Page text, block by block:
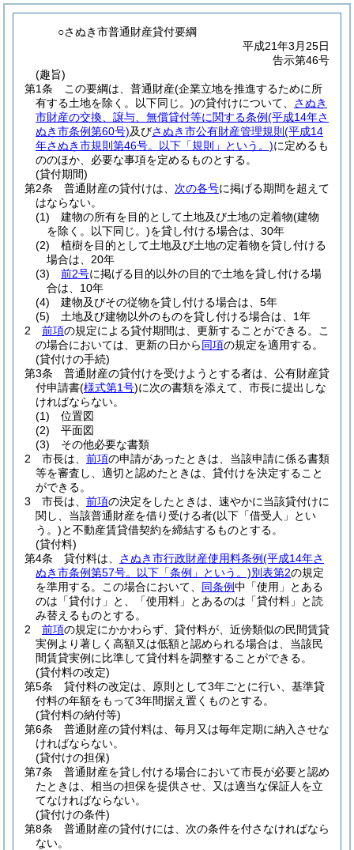
○さぬき市普通財産貸付要綱
平成21年3月25日
告示第46号
(趣旨)
第1条
この要綱は、普通財産(企業立地を推進するために所
有する土地を除く。以下同じ。)の貸付けについて、 さぬき
市財産の交換、譲与、無償貸付等に関する条例(平成14年さ
ぬき市条例第60号)及びさぬき市公有財産管理規則 (平成14
年さぬき市規則第46号。以下「規則」という。)に定めるも
ののほか、必要な事項を定めるものとする。
(貸付期間)
第2条
普通財産の貸付けは、 次の各号に掲げる期間を超えて
はならない。
(1)
建物の所有を目的として土地及び土地の定着物(建物
を除く。以下同じ。)を貸し付ける場合は、30年
(2)
植樹を目的として土地及び土地の定着物を貸し付ける
場合は、20年
(3)
前2号に掲げる目的以外の目的で土地を貸し付ける場
合は、10年
(4)
建物及びその従物を貸し付ける場合は、5年
(5)
土地及び建物以外のものを貸し付ける場合は、1年
2
前項の規定による貸付期間は、更新することができる。
こ
の場合においては、更新の日から同項の規定を適用する。
(貸付けの手続)
第3条
普通財産の貸付けを受けようとする者は、公有財産貸
付申請書(様式第1号)に次の書類を添えて、市長に提出しな
ければならない。
(1)
位置図
(2)
平面図
(3)
その他必要な書類
2
市長は、 前項の申請があったときは、当該申請に係る書類
等を審査し、適切と認めたときは、貸付けを決定すること
ができる。
3
市長は、 前項の決定をしたときは、速やかに当該貸付けに
関し、当該普通財産を借り受ける者(以下「借受人」とい
う。)と不動産賃貸借契約を締結するものとする。
(貸付料)
第4条
貸付料は、 さぬき市行政財産使用料条例(平成14年さ
ぬき市条例第57号。以下「条例」という。)別表第2の規定
を準用する。
この場合において、 同条例中「使用」とある
のは「貸付け」と、「使用料」とあるのは「貸付料」と読
み替えるものとする。
2
前項の規定にかかわらず、貸付料が、近傍類似の民間賃貸
実例より著しく高額又は低額と認められる場合は、当該民
間賃貸実例に比準して貸付料を調整することができる。
(貸付料の改定)
第5条
貸付料の改定は、原則として3年ごとに行い、基準貸
付料の年額をもって3年間据え置くものとする。
(貸付料の納付等)
第6条
普通財産の貸付料は、毎月又は毎年定期に納入させな
ければならない。
(貸付けの担保)
第7条
普通財産を貸し付ける場合において市長が必要と認め
たときは、相当の担保を提供させ、又は適当な保証人を立
てなければならない。
(貸付けの条件)
第8条
普通財産の貸付けには、次の条件を付さなければなら
ない。